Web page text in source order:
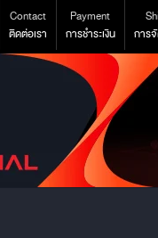
Contact
ติดต่อเรา
Payment
การชำระเงิน
การ